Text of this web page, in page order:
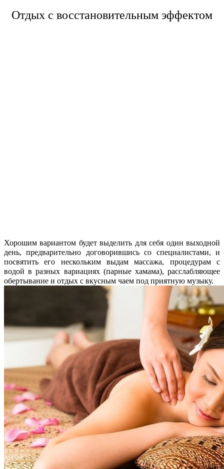
Отдых с восстановительным эффектом
Хорошим вариантом будет выделить для себя один выходной
день, предварительно договорившись со специалистами, и
посвятить его нескольким выдам массажа, процедурам с
водой в разных вариациях (парные хамама), расслабляющее
обертывание и отдых с вкусным чаем под приятную музыку.